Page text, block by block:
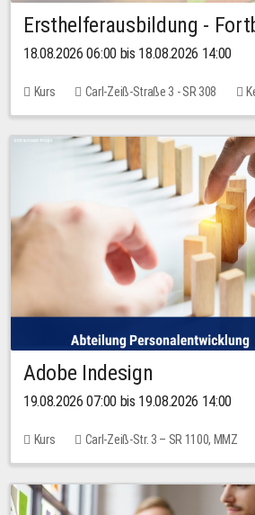
Ersthelferausbildung -
18.08.2026 06:00 bis 18.08.2026 14:00
Kurs Carl-Zeiß-Straße 3 - SR 308
Adobe Indesign
19.08.2026 07:00 bis 19.08.2026 14:00
Kurs Carl-Zeiß-Str. 3 – SR 1100, MMZ